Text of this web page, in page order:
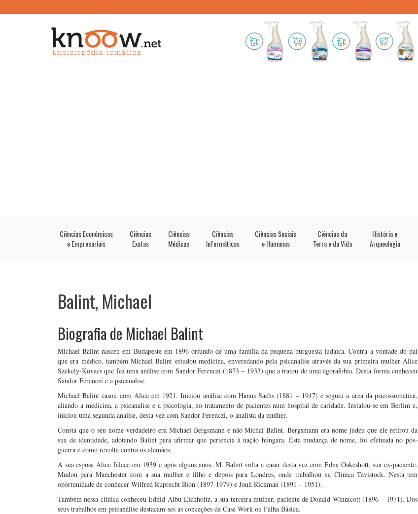
Ciências Económicas
e Empresariais
Ciências
Exatas
Ciências
Médicas
Ciências
Informáticas
Ciências Sociais
e Humanas
Ciências da
Terra e da Vida
História e
Arqueologia
Balint, Michael
Biografia de Michael Balint
Michael Balint nasceu em Budapeste em 1896 oriundo de uma família da pequena burguesia judaica. Contra a vontade do pai
que era médico, também Michael Balint estudou medicina, enveredando pela psicanalise através da sua primeira mulher Alice
Szekely-Kovacs que fez uma análise com Sandor Ferenczi (1873 – 1933) que a tratou de uma agorafobia. Desta forma conheceu
Sandor Ferenczi e a psicanalise.
Michael Balint casou com Alice em 1921. Iniciou análise com Hanns Sachs (1881 – 1947) e seguiu a área da psicossomática,
aliando a medicina, a psicanalise e a psicologia, no tratamento de pacientes num hospital de caridade. Instalou-se em Berlim e,
iniciou uma segunda analise, desta vez com Sandor Ferenczi, o analista da mulher.
Consta que o seu nome verdadeiro era Michael Bergsmann e não Michal Balint. Bergsmann era nome judeu que ele retirou da
sua de identidade, adotando Balint para afirmar que pertencia à nação húngara. Esta mudança de nome, foi efetuada no pós-
guerra e como revolta contra os alemães.
A sua esposa Alice falece em 1939 e após alguns anos, M. Balint volta a casar desta vez com Edna Oakeshott, sua ex-paciente.
Mudou para Manchester com a sua mulher e filho e depois para Londres, onde trabalhou na Clinica Tavistock. Nesta tem
oportunidade de conhecer Wilfred Ruprecht Bion (1897-1979) e Jonh Rickman (1891 – 1951).
Também nessa clinica conheceu Ednid Albu-Eichholtz, a sua terceira mulher, paciente de Donald Winnicott (1896 – 1971). Dos
seus trabalhos em psicanálise destacam-ses as conceções de Case Work ou Falha Básica.